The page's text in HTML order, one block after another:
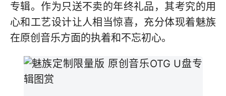
专辑。作为只送不卖的年终礼品，其考究的用
心和工艺设计让人相当惊喜，充分体现着魅族
在原创音乐方面的执着和不忘初心。